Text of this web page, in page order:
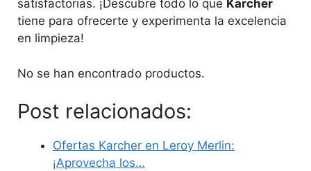
satisfactorias. ¡Descubre todo lo que Karcher
tiene para ofrecerte y experimenta la excelencia
en limpieza!
No se han encontrado productos.
Post relacionados:
Ofertas Karcher en Leroy Merlin:
¡Aprovecha los…